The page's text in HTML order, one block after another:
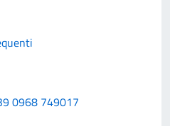
0968 749017